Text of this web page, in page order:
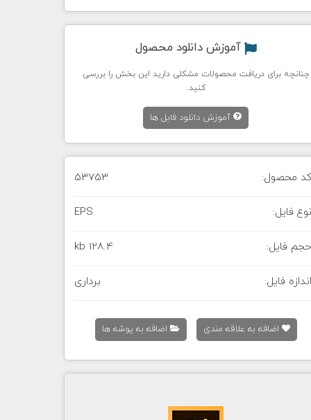
آموزش دانلود محصول
چنانچه برای دریافت محصولات مشکلی دارید این بخش را بررسی
کنید.
آموزش دانلود فایل ها
کد محصول: 53753
نوع فایل: EPS
حجم فایل: 128.4 kb
اندازه فایل: برداری
اضافه به علاقه مندی اضافه به پوشه ها